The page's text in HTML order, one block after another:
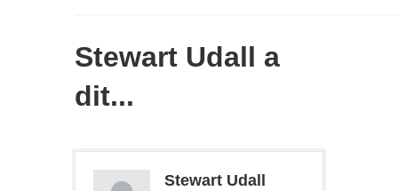
Stewart Udall a
dit...
Stewart Udall